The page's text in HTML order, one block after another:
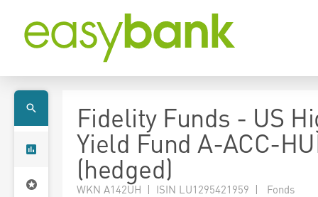
Fidelity Funds - US
Yield Fund A-ACC-
(hedged)
WKN A142UH | ISIN LU1295421959 | Fonds